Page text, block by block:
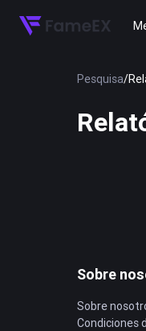
Pesquisa/
Sobre
Sobre
Condiciones